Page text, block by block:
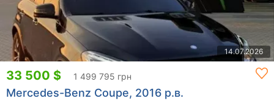
14.07.2026
33 500 $ 1 499 795 грн
Mercedes-Benz Coupe, 2016 р.в.